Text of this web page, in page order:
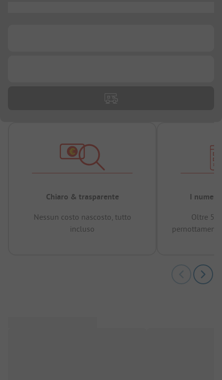
Chiaro & trasparente
Nessun costo nascosto, tutto
incluso
I numeri
Oltre